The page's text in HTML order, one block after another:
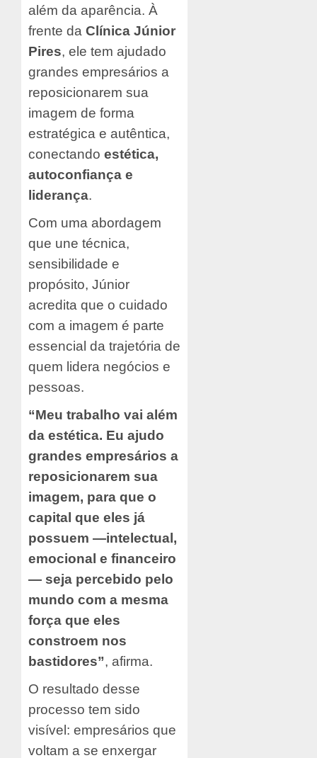
além da aparência. À
frente da Clínica Júnior
Pires, ele tem ajudado
grandes empresários a
reposicionarem sua
imagem de forma
estratégica e autêntica,
conectando estética,
autoconfiança e
liderança.
Com uma abordagem
que une técnica,
sensibilidade e
propósito, Júnior
acredita que o cuidado
com a imagem é parte
essencial da trajetória de
quem lidera negócios e
pessoas.
“Meu trabalho vai além
da estética. Eu ajudo
grandes empresários a
reposicionarem sua
imagem, para que o
capital que eles já
possuem —intelectual,
emocional e financeiro
— seja percebido pelo
mundo com a mesma
força que eles
constroem nos
bastidores”, afirma.
O resultado desse
processo tem sido
visível: empresários que
voltam a se enxergar